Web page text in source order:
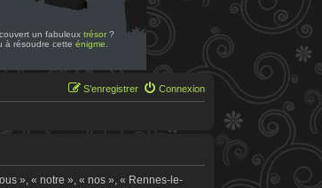
un fabuleux trésor ?
à résoudre cette énigme
Connexion
S’enregistrer
», « notre », « nos », « Rennes-le-